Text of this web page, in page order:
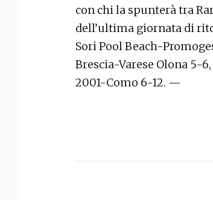
con chi la spunterà tra
dell’ultima giornata di
Sori Pool Beach-
Brescia-Varese Olona 5-
2001-Como 6-12. —